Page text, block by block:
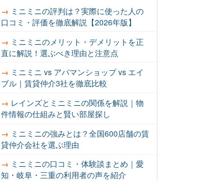
ミニミニの評判は？実際に使った人の
口コミ・評価を徹底解説【2026年版】
ミニミニのメリット・デメリットを正
直に解説！選ぶべき理由と注意点
ミニミニ vs アパマンショップ vs エイ
ブル｜賃貸仲介3社を徹底比較
レインズとミニミニの関係を解説｜物
件情報の仕組みと賢い部屋探し
ミニミニの強みとは？全国600店舗の賃
貸仲介会社を選ぶ理由
ミニミニの口コミ・体験談まとめ｜愛
知・岐阜・三重の利用者の声を紹介